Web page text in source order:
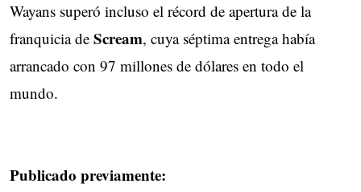
Wayans superó incluso el récord de apertura de la
franquicia de Scream, cuya séptima entrega había
arrancado con 97 millones de dólares en todo el
mundo.
Publicado previamente: